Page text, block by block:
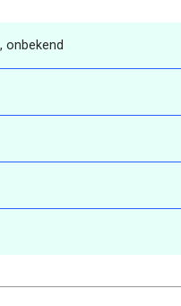
onbekend